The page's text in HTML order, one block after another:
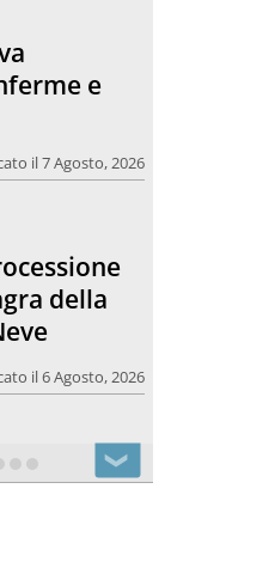
e
il 7 Agosto, 2026
della
il 6 Agosto, 2026
❯